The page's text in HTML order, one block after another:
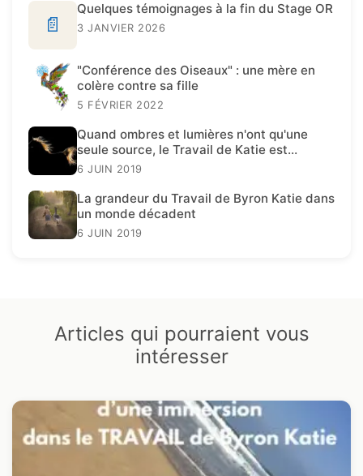
📄
Quelques témoignages à la fin du Stage OR
3 JANVIER 2026
"Conférence des Oiseaux" : une mère en
colère contre sa fille
5 FÉVRIER 2022
Quand ombres et lumières n'ont qu'une
seule source, le Travail de Katie est
présent.
6 JUIN 2019
La grandeur du Travail de Byron Katie dans
un monde décadent
6 JUIN 2019
Articles qui pourraient vous
intéresser